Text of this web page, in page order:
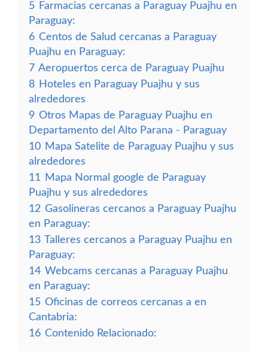
5 Farmacias cercanas a Paraguay Puajhu en
Paraguay:
6 Centos de Salud cercanas a Paraguay
Puajhu en Paraguay:
7 Aeropuertos cerca de Paraguay Puajhu
8 Hoteles en Paraguay Puajhu y sus
alrededores
9 Otros Mapas de Paraguay Puajhu en
Departamento del Alto Parana - Paraguay
10 Mapa Satelite de Paraguay Puajhu y sus
alrededores
11
Mapa Normal google de Paraguay
Puajhu y sus alrededores
12 Gasolineras cercanos a Paraguay Puajhu
en Paraguay:
13 Talleres cercanos a Paraguay Puajhu en
Paraguay:
14 Webcams cercanas a Paraguay Puajhu
en Paraguay:
15 Oficinas de correos cercanas a en
Cantabria:
16 Contenido Relacionado: